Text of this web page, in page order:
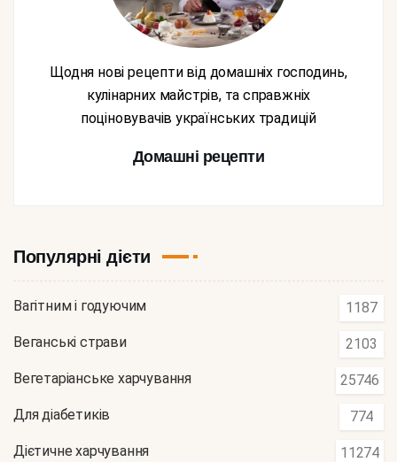
Щодня нові рецепти від домашніх господинь,
кулінарних майстрів, та справжніх
поціновувачів українських традицій
Домашні рецепти
Популярні дієти
Вагітним і годуючим 1187
Веганські страви 2103
Вегетаріанське харчування 25746
Для діабетиків 774
Дієтичне харчування 11274